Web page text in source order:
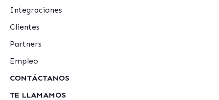
Integraciones
Clientes
Partners
Empleo
CONTÁCTANOS
TE LLAMAMOS